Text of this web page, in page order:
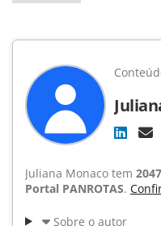
Juliana Monaco tem 2047
Portal PANROTAS.
Sobre o autor